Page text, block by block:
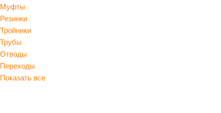
Муфты
Резинки
Тройники
Трубы
Отводы
Переходы
Показать все